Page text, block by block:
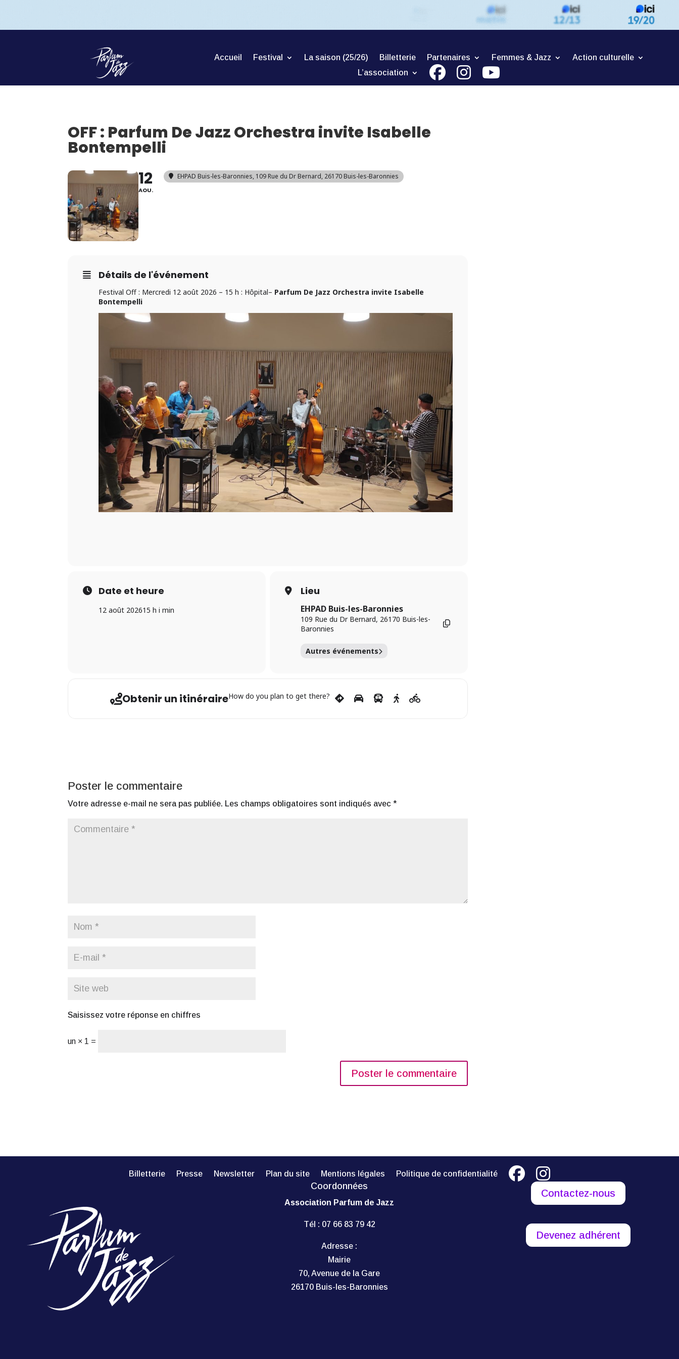
Accueil Festival La saison (25/26) Billetterie Partenaires Femmes & Jazz
Action culturelle
L’association
OFF : Parfum De Jazz Orchestra invite Isabelle
Bontempelli
12
AOU.
EHPAD Buis-les-Baronnies, 109 Rue du Dr Bernard, 26170 Buis-les-Baronnies
Détails de l'événement
Festival Off : Mercredi 12 août 2026 – 15 h : Hôpital– Parfum De Jazz Orchestra invite Isabelle
Bontempelli
Date et heure
12 août 202615 h i min
Lieu
EHPAD Buis-les-Baronnies
109 Rue du Dr Bernard, 26170 Buis-les-
Baronnies
Autres événements
Obtenir un itinéraireHow do you plan to get there?
Poster le commentaire
Votre adresse e-mail ne sera pas publiée. Les champs obligatoires sont indiqués avec*
Saisissez votre réponse en chiffres
un × 1 =
Billetterie Presse Newsletter Plan du site Mentions légales Politique de confidentialité
Coordonnées
Association Parfum de Jazz
Tél : 07 66 83 79 42
Adresse :
Mairie
70, Avenue de la Gare
26170 Buis-les-Baronnies
Contactez-nous
Devenez adhérent